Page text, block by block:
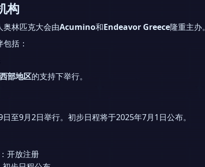
构
奥林匹克大会由Acumino和Endeavor Greece隆重主办。
括：
部地区的支持下举行。
至9月2日举行。初步日程将于2025年7月1日公布。
：开放注册